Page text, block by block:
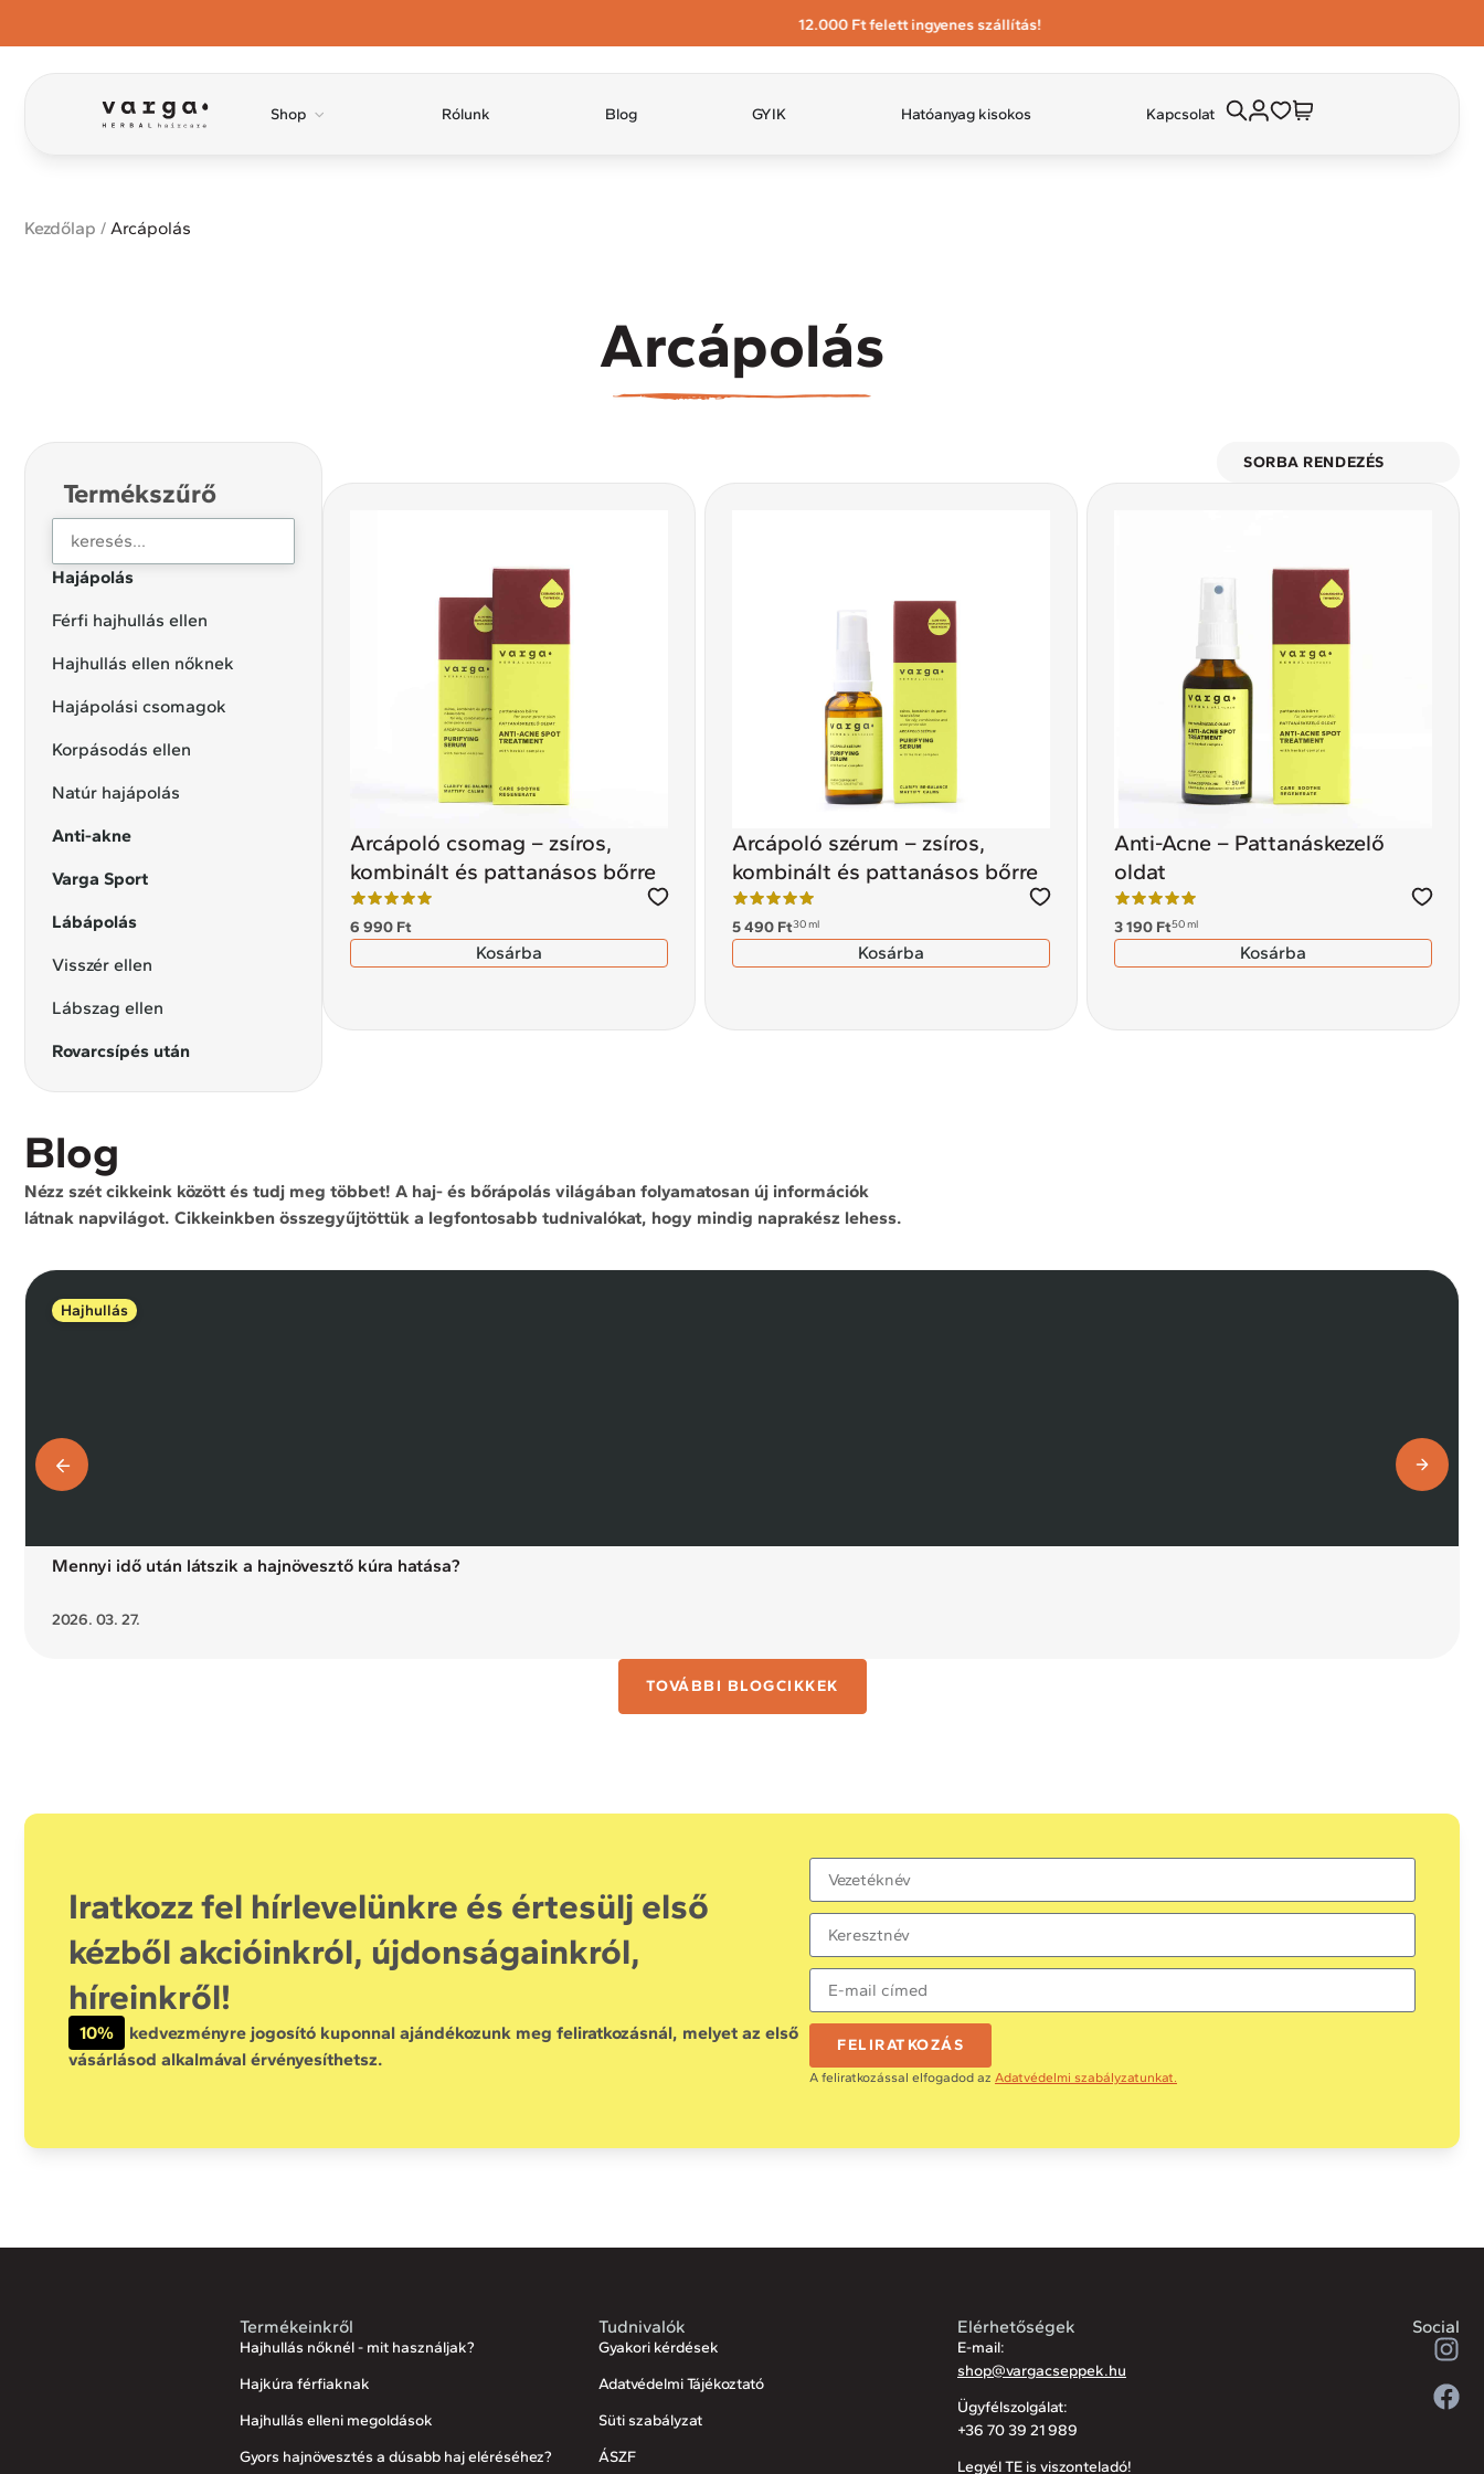
Shop Rólunk Blog GYIK Hatóanyag kisokos Kapcsolat
Kezdőlap / Arcápolás
Arcápolás
Termékszűrő
Hajápolás
Férfi hajhullás ellen
Hajhullás ellen nőknek
Hajápolási csomagok
Korpásodás ellen
Natúr hajápolás
Anti-akne
Varga Sport
Lábápolás
Visszér ellen
Lábszag ellen
Rovarcsípés után
Arcápoló csomag – zsíros,
kombinált és pattanásos bőrre
6 990 Ft
Kosárba
Arcápoló szérum – zsíros,
kombinált és pattanásos bőrre
5 490 Ft30 ml
Kosárba
Anti-Acne – Pattanáskezelő
oldat
3 190 Ft50 ml
Kosárba
Blog
Nézz szét cikkeink között és tudj meg többet! A haj- és bőrápolás világában folyamatosan új információk
látnak napvilágot. Cikkeinkben összegyűjtöttük a legfontosabb tudnivalókat, hogy mindig naprakész lehess.
Hajhullás
Mennyi idő után látszik a hajnövesztő kúra hatása?
2026. 03. 27.
TOVÁBBI BLOGCIKKEK
Iratkozz fel hírlevelünkre és értesülj első
kézből akcióinkról, újdonságainkról,
híreinkről!
10%
kedvezményre jogosító kuponnal ajándékozunk meg feliratkozásnál, melyet az első
vásárlásod alkalmával érvényesíthetsz.
FELIRATKOZÁS
A feliratkozással elfogadod az Adatvédelmi szabályzatunkat.
Termékeinkről
Hajhullás nőknél - mit használjak?
Hajkúra férfiaknak
Hajhullás elleni megoldások
Gyors hajnövesztés a dúsabb haj eléréséhez?
Tudnivalók
Gyakori kérdések
Adatvédelmi Tájékoztató
Süti szabályzat
ÁSZF
Elérhetőségek
E-mail:
shop@vargacseppek.hu
Ügyfélszolgálat:
+36 70 39 21 989
Legyél TE is viszonteladó!
Social